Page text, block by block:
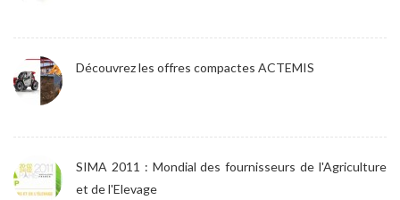
Découvrez les offres compactes ACTEMIS
SIMA 2011 : Mondial des fournisseurs de l'Agriculture
et de l'Elevage